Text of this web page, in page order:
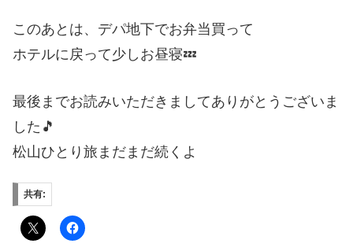
このあとは、デパ地下でお弁当買って
ホテルに戻って少しお昼寝💤
最後までお読みいただきましてありがとうございま
した🎵
松山ひとり旅まだまだ続くよ
共有: